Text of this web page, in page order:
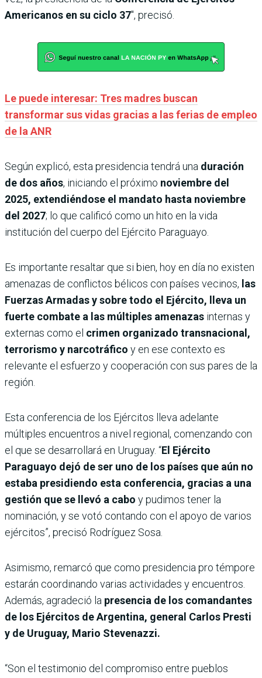
Americanos en su ciclo 37″, precisó.
Le puede interesar: Tres madres buscan
transformar sus vidas gracias a las ferias de empleo
de la ANR
Según explicó, esta presidencia tendrá una duración
de dos años, iniciando el próximo noviembre del
2025, extendiéndose el mandato hasta noviembre
del 2027; lo que calificó como un hito en la vida
institución del cuerpo del Ejército Paraguayo.
Es importante resaltar que si bien, hoy en día no existen
amenazas de conflictos bélicos con países vecinos, las
Fuerzas Armadas y sobre todo el Ejército, lleva un
fuerte combate a las múltiples amenazas internas y
externas como el crimen organizado transnacional,
terrorismo y narcotráfico y en ese contexto es
relevante el esfuerzo y cooperación con sus pares de la
región.
Esta conferencia de los Ejércitos lleva adelante
múltiples encuentros a nivel regional, comenzando con
el que se desarrollará en Uruguay. “El Ejército
Paraguayo dejó de ser uno de los países que aún no
estaba presidiendo esta conferencia, gracias a una
gestión que se llevó a cabo y pudimos tener la
nominación, y se votó contando con el apoyo de varios
ejércitos”, precisó Rodríguez Sosa.
Asimismo, remarcó que como presidencia pro témpore
estarán coordinando varias actividades y encuentros.
Además, agradeció la presencia de los comandantes
de los Ejércitos de Argentina, general Carlos Presti
y de Uruguay, Mario Stevenazzi.
“Son el testimonio del compromiso entre pueblos